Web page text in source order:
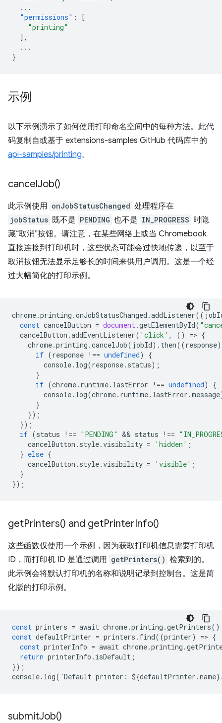
...
"permissions" :
[
"printing"
],
...
}
示例
以下示例演示了如何使用打印命名空间中的每种方法。此代
码复制自或基于 extensions-samples GitHub 代码库中的
api-samples/printing。
cancelJob()
此示例使用 onJobStatusChanged 处理程序在
jobStatus 既不是 PENDING 也不是 IN_PROGRESS 时隐
藏“取消”按钮。请注意，在某些网络上或当 Chromebook
直接连接到打印机时，这些状态可能会过快地传递，以至于
取消按钮无法显示足够长的时间来供用户调用。这是一个经
过大幅简化的打印示例。
chrome.printing .onJobStatusChanged .addListener((
const cancelButton = document.getElementById(
cancelButton .addEventListener( 'click' , () => {
chrome.printing .cancelJob( jobId). then((response)
if (response !== undefined)
{
console. log(response. status);
}
if (chrome. runtime. lastError !== undefined)
{
console. log(chrome. runtime. lastError .message
}
});
});
if (status !== "PENDING" && status !==
cancelButton . style.visibility = 'hidden' ;
} else {
cancelButton . style.visibility = 'visible' ;
}
});
getPrinters() and getPrinterInfo()
这些函数仅使用一个示例，因为获取打印机信息需要打印机
ID，而打印机 ID 是通过调用 getPrinters() 检索到的。
此示例会将默认打印机的名称和说明记录到控制台。这是简
化版的打印示例。
const printers = await chrome.printing .getPrinters
const defaultPrinter = printers . find((printer) => {
const printerInfo = await chrome.printing .
return printerInfo . isDefault ;
});
console. log( `Default printer : ${defaultPrinter .name}
submitJob()